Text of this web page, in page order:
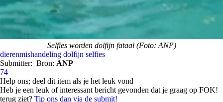
Selfies worden dolfijn fataal (Foto: ANP)
dierenmishandeling dolfijn selfies
Submitter: Bron: ANP
74
Help ons; deel dit item als je het leuk vond
Heb je een leuk of interessant bericht gevonden dat je graag op FOK!
terug ziet? Tip ons dan via de submit!